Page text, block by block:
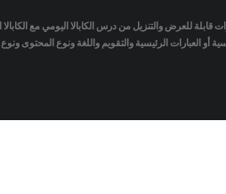
قابلة للعرض والتنزيل من درس الكابالا اليومي مع
العبارات الرئيسية والتقويم واللغة ونوع المحتوى